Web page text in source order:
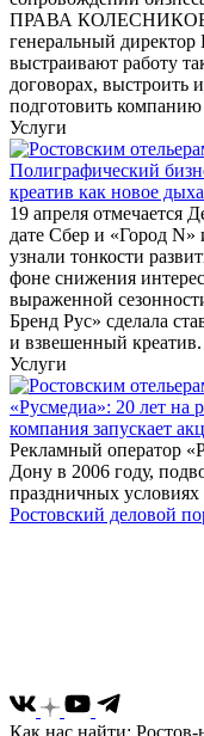
ПРАВА КОЛЕСНИКОВ
генеральный директор
выстраивают работу
договорах, выстроить
подготовить
Услуги
Полиграфический
креатив как новое
19 апреля отмечается
дате Сбер и «Город
узнали тонкости
фоне снижения
выраженной
Бренд Рус» сделала
и взвешенный креатив.
Услуги
«Русмедиа»: 20 лет на
компания запускает
Рекламный оператор
Дону в 2006 году,
праздничных условиях
Ростовский деловой
Как нас найти: Ростов-